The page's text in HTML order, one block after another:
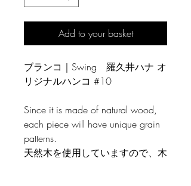
Add to your basket
ブランコ｜Swing 羅久井ハナ オ
リジナルハンコ #10
Since it is made of natural wood,
each piece will have unique grain
patterns.
天然木を使用していますので、木